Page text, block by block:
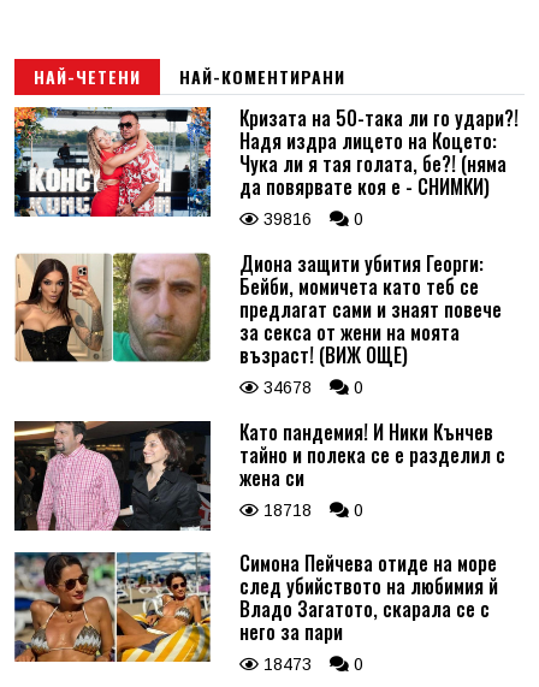
НАЙ-ЧЕТЕНИ НАЙ-КОМЕНТИРАНИ
Кризата на 50-така ли го удари?!
Надя издра лицето на Коцето:
Чука ли я тая голата, бе?! (няма
да повярвате коя е - СНИМКИ)
39816 0
Диона защити убития Георги:
Бейби, момичета като теб се
предлагат сами и знаят повече
за секса от жени на моята
възраст! (ВИЖ ОЩЕ)
34678 0
Като пандемия! И Ники Кънчев
тайно и полека се е разделил с
жена си
18718 0
Симона Пейчева отиде на море
след убийството на любимия й
Владо Загатото, скарала се с
него за пари
18473 0